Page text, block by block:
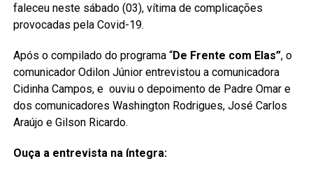
faleceu neste sábado (03), vítima de complicações
provocadas pela Covid-19.
Após o compilado do programa “De Frente com Elas”, o
comunicador Odilon Júnior entrevistou a comunicadora
Cidinha Campos, e ouviu o depoimento de Padre Omar e
dos comunicadores Washington Rodrigues, José Carlos
Araújo e Gilson Ricardo.
Ouça a entrevista na íntegra: